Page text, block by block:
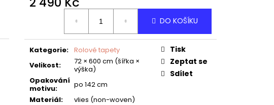
DO KOŠÍKU
Kategorie: Rolové tapety
Velikost:
72 × 600 cm (šířka ×
výška)
Opakování
motivu:
po 142 cm
Materiál: vlies (non-woven)
Tisk
Zeptat se
Sdílet